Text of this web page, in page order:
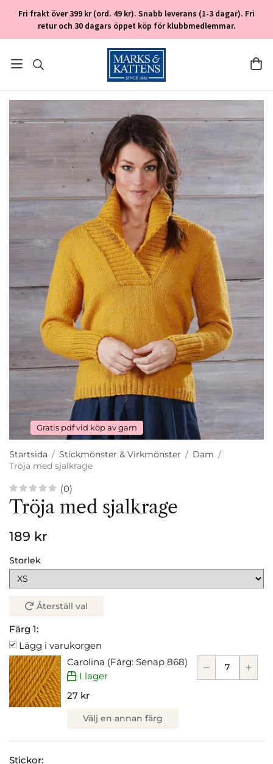
Fri frakt över 399 kr (ord. 49 kr). Snabb leverans (1-3 dagar). Fri
retur och 30 dagars öppet köp för klubbmedlemmar.
Gratis pdf vid köp av garn
Startsida / Stickmönster & Virkmönster / Dam /
Tröja med sjalkrage
(0)
Tröja med sjalkrage
189 kr
Storlek
Återställ val
Färg 1:
Lägg i varukorgen
Carolina (Färg: Senap 868)
I lager
27 kr
Välj en annan färg
Stickor: